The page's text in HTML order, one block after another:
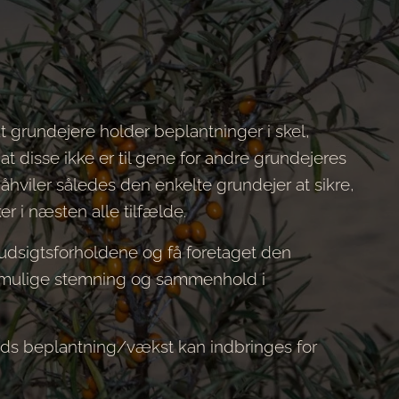
grundejere holder beplantninger i skel,
disse ikke er til gene for andre grundejeres
således den enkelte grundejer at sikre,
i næsten alle tilfælde.
og få foretaget den
stemning og sammenhold i
beplantning/vækst kan indbringes for